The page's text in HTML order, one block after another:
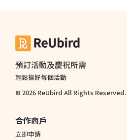
預訂活動及慶祝所需
輕鬆搞好每個活動
© 2026 ReUbird All Rights Reserved.
合作商戶
立即申請